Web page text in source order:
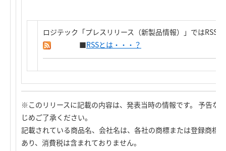
ロジテック「プレスリリース（新製品情報）」ではRSS
■RSSとは・・・？
※このリリースに記載の内容は、発表当時の情報です。 予告な
じめご了承ください。
記載されている商品名、会社名は、各社の商標または登録商標
あり、消費税は含まれておりません。